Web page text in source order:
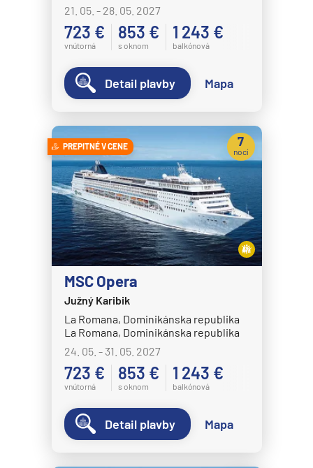
HX MS Maud
HX MS Roald Amundsen
HX MS Spitsbergen
MS Kong Harald
MS Nordkapp
MS Nordlys
MS Nordnorge
MS Nordstjernen
MS Otto Sverdrup
MS Polarlys
MS Richard With
MS Trollfjord
MS Vesteralen
MSC Cruises
MSC Armonia
MSC Bellissima
MSC Divina
21. 05. - 28. 05. 2027
723 €
vnútorná
853 €
s oknom
1 243 €
balkónová
Detail plavby Mapa
PREPITNÉ V CENE
MSC Opera
Južný Karibik
La Romana, Dominikánska republika
La Romana, Dominikánska republika
24. 05. - 31. 05. 2027
723 €
vnútorná
853 €
s oknom
1 243 €
balkónová
7
nocí
Detail plavby Mapa